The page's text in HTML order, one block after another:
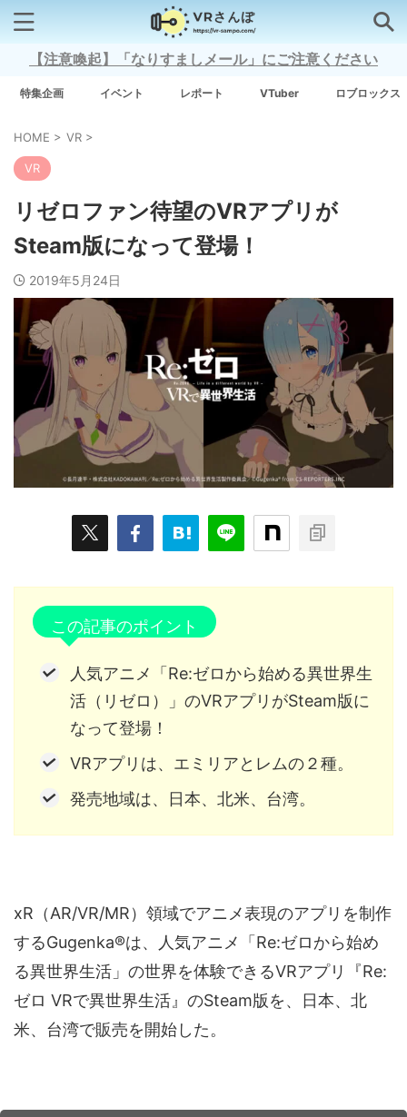
検索はコチラから
Grow A Garden（庭を成長させる）
Meta Quest 3
タグ一覧
ARKit BitStar（ぶいらいぶ） CG(2D/3D) esports
Fortnite HMD HoloModels Music NEWS
PR/提供 Roblox Steam TGS VRChat
にじさんじ アウトドア アニメ アプリ
カメラ キャンペーン クラウドファンディング
グルメ
ソーシャルVR デジモノ バーチャルYouTuber
パノラマ ボカロ
仮想通貨/NFT 季節 映画 東京 東雲めぐ
海外 演劇・舞台 特集企画 生成AI
音声（ボイス）
【注意喚起】「なりすましメール」にご注意ください
特集企画 イベント レポート VTuber ロブロックス
HOME > VR >
VR
リゼロファン待望のVRアプリが
Steam版になって登場！
2019年5月24日
この記事のポイント
人気アニメ「Re:ゼロから始める異世界生
活（リゼロ）」のVRアプリがSteam版に
なって登場！
VRアプリは、エミリアとレムの２種。
発売地域は、日本、北米、台湾。
xR（AR/VR/MR）領域でアニメ表現のアプリを制作
するGugenka®は、人気アニメ「Re:ゼロから始め
る異世界生活」の世界を体験できるVRアプリ『Re:
ゼロ VRで異世界生活』のSteam版を、日本、北
米、台湾で販売を開始した。